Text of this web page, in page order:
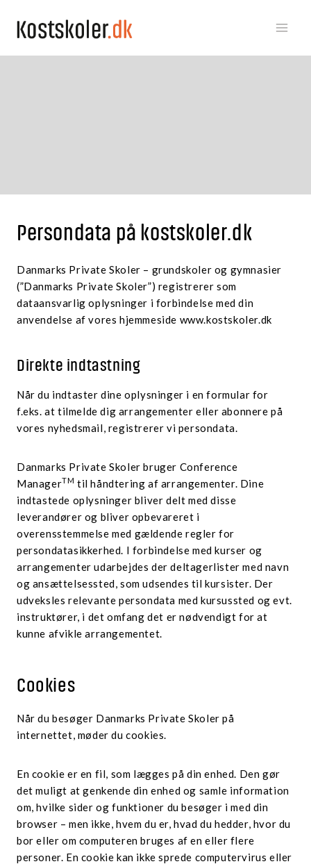
indhold
Persondata på kostskoler.dk
Danmarks Private Skoler – grundskoler og gymnasier
(”Danmarks Private Skoler”) registrerer som
dataansvarlig oplysninger i forbindelse med din
anvendelse af vores hjemmeside www.kostskoler.dk
Direkte indtastning
Når du indtaster dine oplysninger i en formular for
f.eks. at tilmelde dig arrangementer eller abonnere på
vores nyhedsmail, registrerer vi persondata.
Danmarks Private Skoler bruger Conference
ManagerTM til håndtering af arrangementer. Dine
indtastede oplysninger bliver delt med disse
leverandører og bliver opbevareret i
overensstemmelse med gældende regler for
persondatasikkerhed. I forbindelse med kurser og
arrangementer udarbejdes der deltagerlister med navn
og ansættelsessted, som udsendes til kursister. Der
udveksles relevante persondata med kursussted og evt.
instruktører, i det omfang det er nødvendigt for at
kunne afvikle arrangementet.
Cookies
Når du besøger Danmarks Private Skoler på
internettet, møder du cookies.
En cookie er en fil, som lægges på din enhed. Den gør
det muligt at genkende din enhed og samle information
om, hvilke sider og funktioner du besøger i med din
browser – men ikke, hvem du er, hvad du hedder, hvor du
bor eller om computeren bruges af en eller flere
personer. En cookie kan ikke sprede computervirus eller